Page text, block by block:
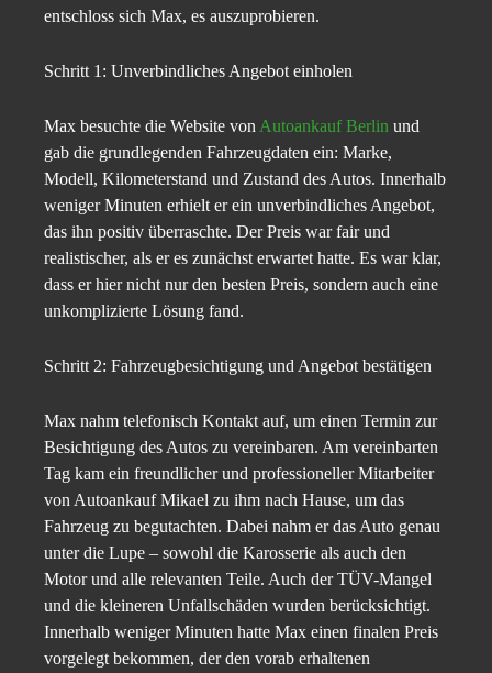
entschloss sich Max, es auszuprobieren.
Schritt 1: Unverbindliches Angebot einholen
Max besuchte die Website von Autoankauf Berlin und
gab die grundlegenden Fahrzeugdaten ein: Marke,
Modell, Kilometerstand und Zustand des Autos. Innerhalb
weniger Minuten erhielt er ein unverbindliches Angebot,
das ihn positiv überraschte. Der Preis war fair und
realistischer, als er es zunächst erwartet hatte. Es war klar,
dass er hier nicht nur den besten Preis, sondern auch eine
unkomplizierte Lösung fand.
Schritt 2: Fahrzeugbesichtigung und Angebot bestätigen
Max nahm telefonisch Kontakt auf, um einen Termin zur
Besichtigung des Autos zu vereinbaren. Am vereinbarten
Tag kam ein freundlicher und professioneller Mitarbeiter
von Autoankauf Mikael zu ihm nach Hause, um das
Fahrzeug zu begutachten. Dabei nahm er das Auto genau
unter die Lupe – sowohl die Karosserie als auch den
Motor und alle relevanten Teile. Auch der TÜV-Mangel
und die kleineren Unfallschäden wurden berücksichtigt.
Innerhalb weniger Minuten hatte Max einen finalen Preis
vorgelegt bekommen, der den vorab erhaltenen